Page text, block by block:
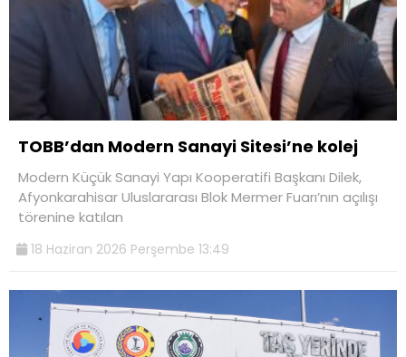
TOBB’dan Modern Sanayi Sitesi’ne kolej
Modern Küçük Sanayi Yapı Kooperatifi Başkanı Dilek,
Afyonkarahisar Uluslararası Blok Mermer Fuarı’nın açılışı
törenine katılan
18 Haziran 2026 Perşembe 13:49